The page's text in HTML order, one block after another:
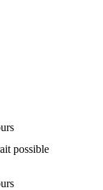
possible